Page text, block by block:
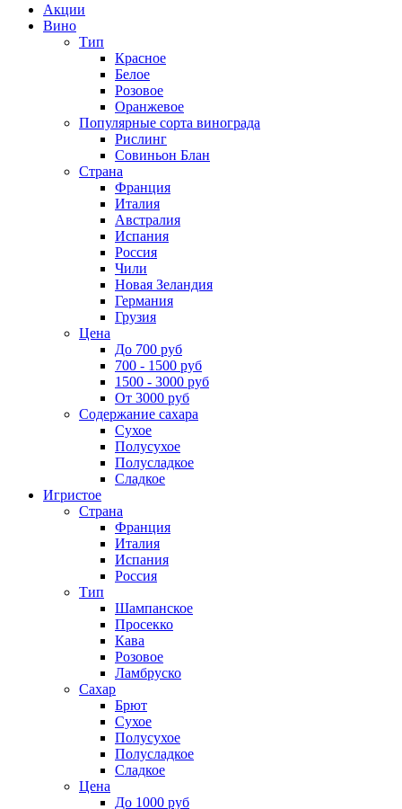
Акции
Вино
Тип
Красное
Белое
Розовое
Оранжевое
Популярные сорта винограда
Рислинг
Совиньон Блан
Страна
Франция
Италия
Австралия
Испания
Россия
Чили
Новая Зеландия
Германия
Грузия
Цена
До 700 руб
700 - 1500 руб
1500 - 3000 руб
От 3000 руб
Содержание сахара
Сухое
Полусухое
Полусладкое
Сладкое
Игристое
Страна
Франция
Италия
Испания
Россия
Тип
Шампанское
Просекко
Кава
Розовое
Ламбруско
Сахар
Брют
Сухое
Полусухое
Полусладкое
Сладкое
Цена
До 1000 руб